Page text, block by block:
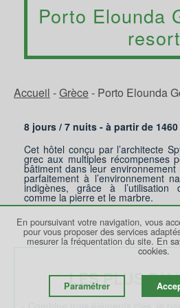
Porto Elounda
resort
Accueil -Grèce- Porto Elounda
8 jours / 7 nuits - à partir de 1460
Cet hôtel conçu par l’architecte
grec aux multiples récompenses
bâtiment dans leur environnement
parfaitement à l’environnement
indigènes, grâce à l’utilisation
comme la pierre et le marbre.
LES PLUS DU
En poursuivant votre navigation, vous
pour vous proposer des services
mesurer la fréquentation du site. En
cookies.
Paramétrer